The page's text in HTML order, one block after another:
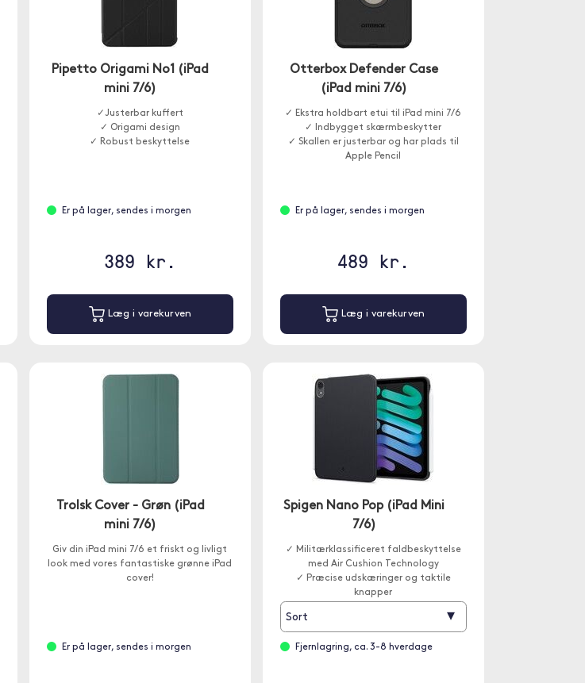
Pipetto Origami No1 (iPad
mini 7/6)
✓Justerbar kuffert
✓ Origami design
✓ Robust beskyttelse
Er på lager, sendes i morgen
389 kr.
Læg i varekurven
Otterbox Defender Case
(iPad mini 7/6)
✓ Ekstra holdbart etui til iPad mini 7/6
✓ Indbygget skærmbeskytter
✓ Skallen er justerbar og har plads til
Apple Pencil
Er på lager, sendes i morgen
489 kr.
Læg i varekurven
Trolsk Cover - Grøn (iPad
mini 7/6)
Giv din iPad mini 7/6 et friskt og livligt
look med vores fantastiske grønne iPad
cover!
Er på lager, sendes i morgen
Spigen Nano Pop (iPad Mini
7/6)
✓ Militærklassificeret faldbeskyttelse
med Air Cushion Technology
✓ Præcise udskæringer og taktile
knapper
Sort ▾
Fjernlagring, ca. 3-8 hverdage